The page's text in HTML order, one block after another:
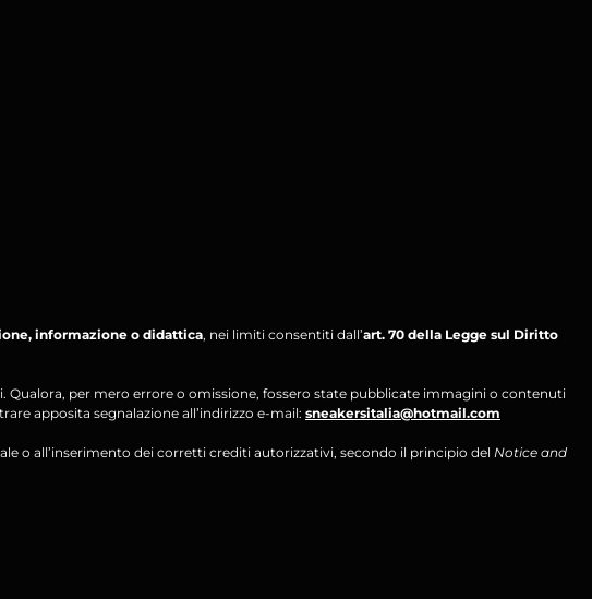
informazione o didattica, nei limiti consentiti dall’art. 70 della Legge sul Diritto
Qualora, per mero errore o omissione, fossero state pubblicate immagini o contenuti
apposita segnalazione all’indirizzo e-mail: sneakersitalia@hotmail.com
o all’inserimento dei corretti crediti autorizzativi, secondo il principio del Notice and